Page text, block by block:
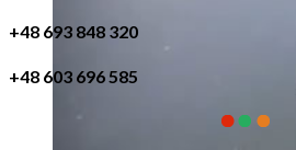
+48 693 848 320
+48 603 696 585